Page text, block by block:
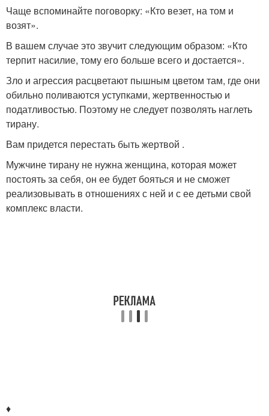
Чаще вспоминайте поговорку: «Кто везет, на том и
возят».
В вашем случае это звучит следующим образом: «Кто
терпит насилие, тому его больше всего и достается».
Зло и агрессия расцветают пышным цветом там, где они
обильно поливаются уступками, жертвенностью и
податливостью. Поэтому не следует позволять наглеть
тирану.
Вам придется перестать быть жертвой .
Мужчине тирану не нужна женщина, которая может
постоять за себя, он ее будет бояться и не сможет
реализовывать в отношениях с ней и с ее детьми свой
комплекс власти.
♦